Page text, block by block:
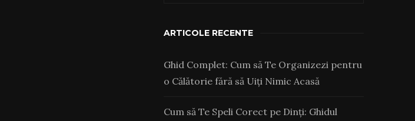
ARTICOLE RECENTE
Ghid Complet: Cum să Te Organizezi pentru
o Călătorie fără să Uiți Nimic Acasă
Cum să Te Speli Corect pe Dinți: Ghidul